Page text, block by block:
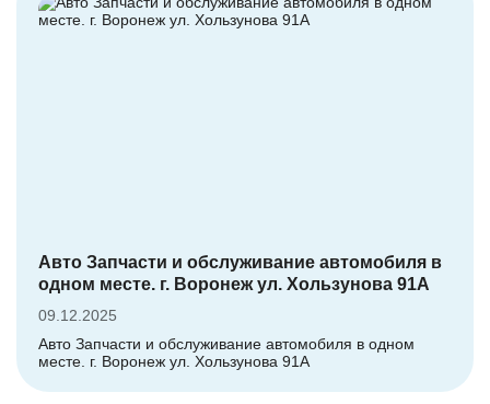
Авто Запчасти и обслуживание автомобиля в
одном месте. г. Воронеж ул. Хользунова 91А
09.12.2025
Авто Запчасти и обслуживание автомобиля в одном
месте. г. Воронеж ул. Хользунова 91А